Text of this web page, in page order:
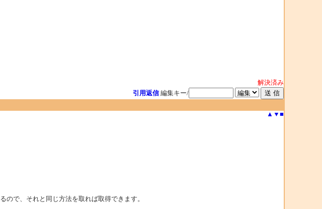
解決済み
引用返信 編集キー/
▲ ▼ ■
ので、それと同じ方法を取れば取得できます。